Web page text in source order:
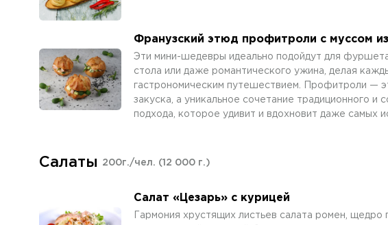
Франузский этюд профитроли с муссом
Эти мини-шедевры идеально подойдут для
стола или даже романтического ужина, делая
гастрономическим путешествием. Профитроли —
закуска, а уникальное сочетание традиционного и
подхода, которое удивит и вдохновит даже самых
Салаты 200г./чел. (12 000 г.)
Салат «Цезарь» с курицей
Гармония хрустящих листьев салата ромен,